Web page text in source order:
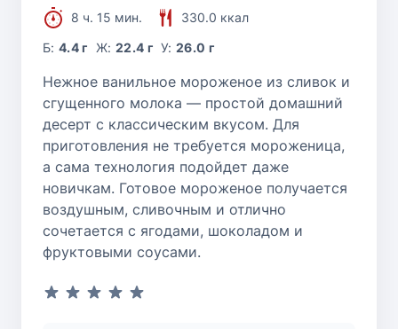
8 ч. 15 мин.
330.0 ккал
Б:4.4 г Ж: 22.4 г У:26.0 г
Нежное ванильное мороженое из сливок и
сгущенного молока — простой домашний
десерт с классическим вкусом. Для
приготовления не требуется мороженица,
а сама технология подойдет даже
новичкам. Готовое мороженое получается
воздушным, сливочным и отлично
сочетается с ягодами, шоколадом и
фруктовыми соусами.